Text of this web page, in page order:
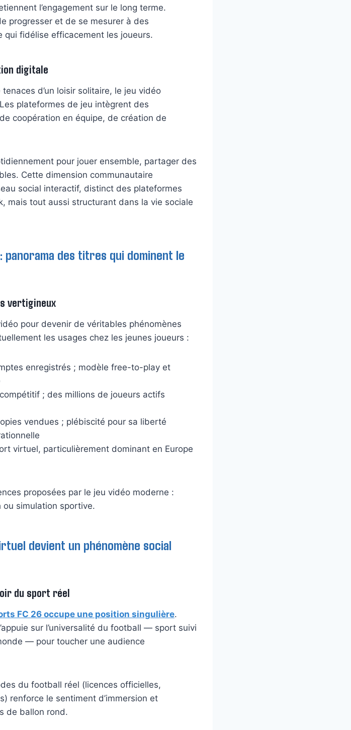
l’engagement sur le long terme.
progresser et de se mesurer à des
fidélise efficacement les joueurs.
digitale
d’un loisir solitaire, le jeu vidéo
plateformes de jeu intègrent des
coopération en équipe, de création de
pour jouer ensemble, partager des
Cette dimension communautaire
social interactif, distinct des plateformes
mais tout aussi structurant dans la vie sociale
des titres qui dominent le
vertigineux
pour devenir de véritables phénomènes
les usages chez les jeunes joueurs :
enregistrés ; modèle free-to-play et
; des millions de joueurs actifs
vendues ; plébiscité pour sa liberté
virtuel, particulièrement dominant en Europe
proposées par le jeu vidéo moderne :
simulation sportive.
devient un phénomène social
du sport réel
FC 26 occupe une position singulière.
sur l’universalité du football — sport suivi
— pour toucher une audience
du football réel (licences officielles,
renforce le sentiment d’immersion et
de ballon rond.